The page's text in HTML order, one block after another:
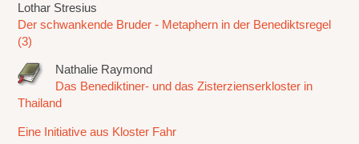
Lothar Stresius
Der schwankende Bruder - Metaphern in der Benediktsregel
(3)
Nathalie Raymond
Das Benediktiner- und das Zisterzienserkloster in
Thailand
Eine Initiative aus Kloster Fahr